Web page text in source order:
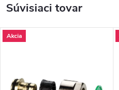
Súvisiaci tovar
Akcia